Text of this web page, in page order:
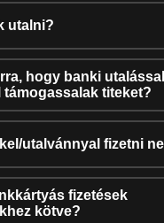
utalni?
hogy banki
titeket?
utalvánnyal fizetni
fizetések
kötve?